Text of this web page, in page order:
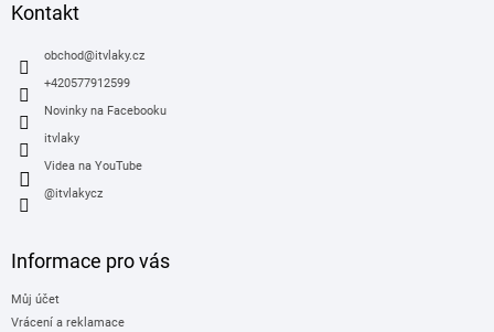
Kontakt
obchod@itvlaky.cz
+420577912599
Novinky na Facebooku
itvlaky
Videa na YouTube
@itvlakycz
Informace pro vás
Můj účet
Vrácení a reklamace